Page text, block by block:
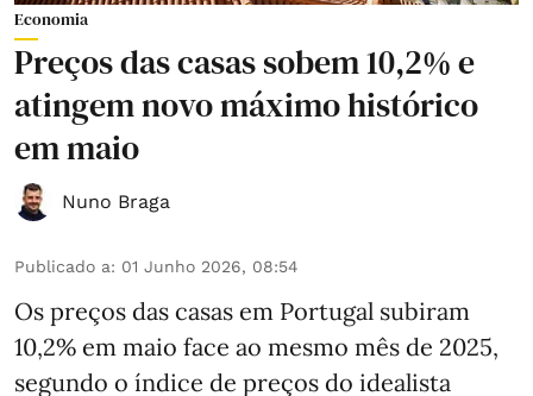
Economia
Preços das casas sobem 10,2% e
atingem novo máximo histórico
em maio
Nuno Braga
Publicado a: 01 Junho 2026, 08:54
Os preços das casas em Portugal subiram
10,2% em maio face ao mesmo mês de 2025,
segundo o índice de preços do idealista